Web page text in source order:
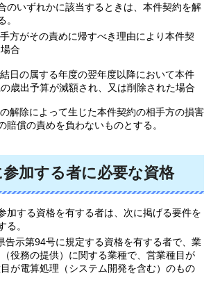
のいずれかに該当するときは、本件契約を解
。
方がその責めに帰すべき理由により本件契
合
日の属する年度の翌年度以降において本件
歳出予算が減額され、又は削除された場合
解除によって生じた本件契約の相手方の損害
賠償の責めを負わないものとする。
加する者に必要な資格
加する資格を有する者は、次に掲げる要件を
る。
告示第94号に規定する資格を有する者で、業
役務の提供）に関する業種で、営業種目が
が電算処理（システム開発を含む）のもの